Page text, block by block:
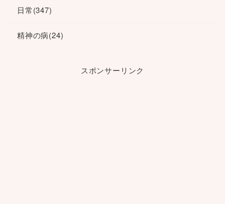
日常(347)
精神の病(24)
スポンサーリンク